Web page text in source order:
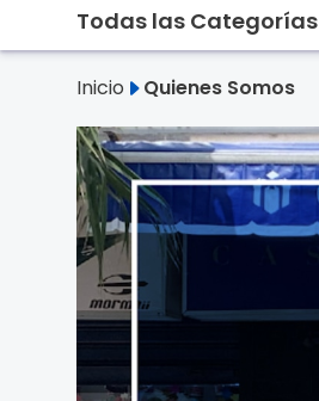
Todas las Categorías
Inicio Quienes Somos